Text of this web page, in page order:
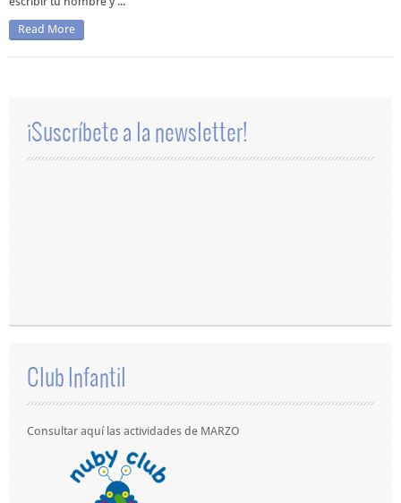
Read More
¡Suscríbete a la newsletter!
Club Infantil
Consultar aquí las actividades de MARZO